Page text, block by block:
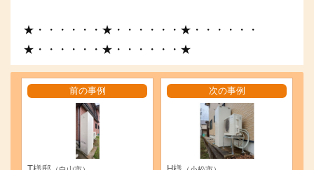
★・・・・・・★・・・・・・★・・・・・・
★・・・・・・★・・・・・・★
前の事例 次の事例